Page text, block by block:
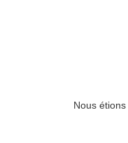
Nous